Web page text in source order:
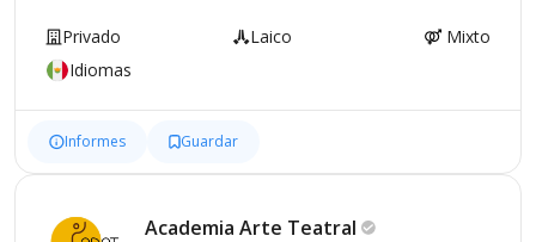
Privado Laico
Mixto
Idiomas
Informes Guardar
Academia Arte Teatral